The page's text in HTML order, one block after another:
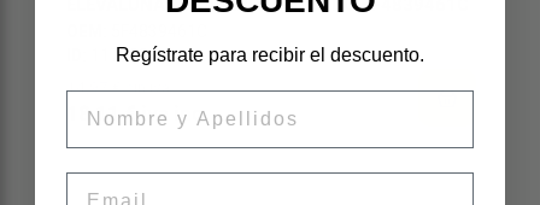
117300
14,97 € sin iva
18,11 € iva inc
Regístrate para recibir el descuento.